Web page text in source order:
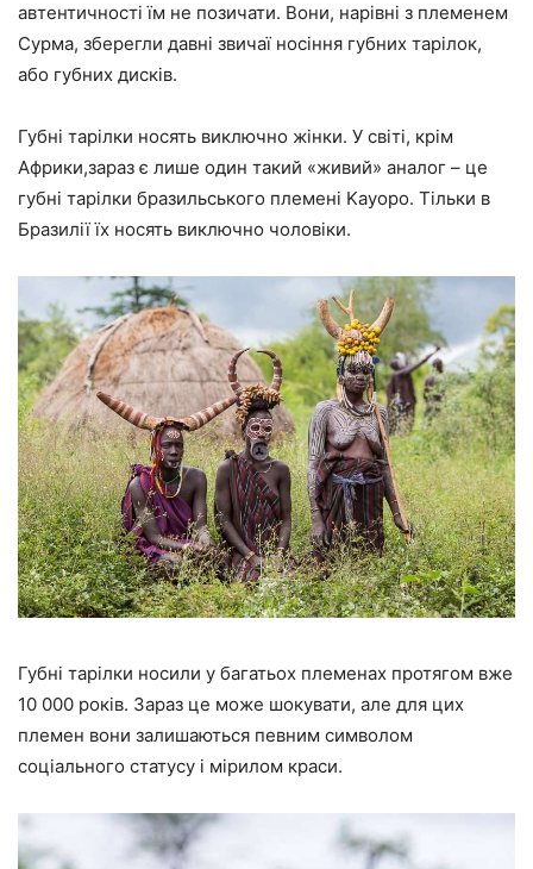
автентичності їм не позичати. Вони, нарівні з племенем
Сурма, зберегли давні звичаї носіння губних тарілок,
або губних дисків.
Губні тарілки носять виключно жінки. У світі, крім
Африки,зараз є лише один такий «живий» аналог – це
губні тарілки бразильського племені Kayopo. Тільки в
Бразилії їх носять виключно чоловіки.
Губні тарілки носили у багатьох племенах протягом вже
10 000 років. Зараз це може шокувати, але для цих
племен вони залишаються певним символом
соціального статусу і мірилом краси.